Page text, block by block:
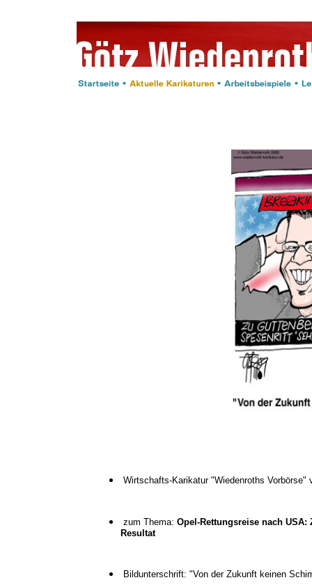
Wirtschafts-Karikatur "Wiedenroths Vorbörse"
zum Thema: Opel-Rettungsreise nach
Resultat
Bildunterschrift: "Von der Zukunft keinen